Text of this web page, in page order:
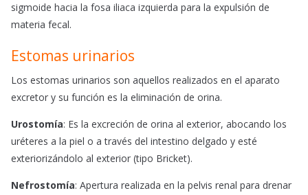
sigmoide hacia la fosa iliaca izquierda para la expulsión de
materia fecal.
Estomas urinarios
Los estomas urinarios son aquellos realizados en el aparato
excretor y su función es la eliminación de orina.
Urostomía: Es la excreción de orina al exterior, abocando los
uréteres a la piel o a través del intestino delgado y esté
exteriorizándolo al exterior (tipo Bricket).
Nefrostomía: Apertura realizada en la pelvis renal para drenar